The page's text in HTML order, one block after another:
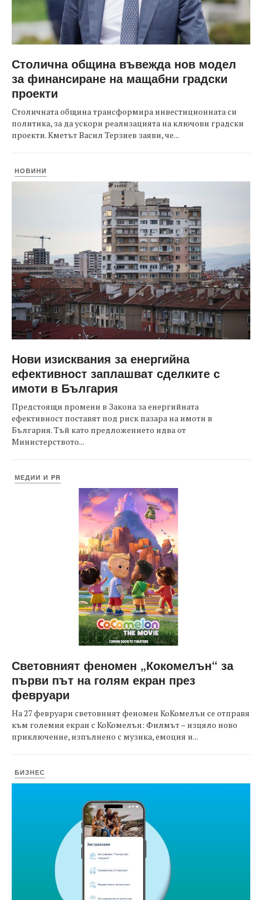
Столична община въвежда нов модел
за финансиране на мащабни градски
проекти
Столичната община трансформира инвестиционната си
политика, за да ускори реализацията на ключови градски
проекти. Кметът Васил Терзиев заяви, че...
НОВИНИ
Нови изисквания за енергийна
ефективност заплашват сделките с
имоти в България
Предстоящи промени в Закона за енергийната
ефективност поставят под риск пазара на имоти в
България. Тъй като предложението идва от
Министерството...
МЕДИИ И PR
Световният феномен „Кокомелън“ за
първи път на голям екран през
февруари
На 27 февруари световният феномен КоКомелън се отправя
към големия екран с КоКомелън: Филмът – изцяло ново
приключение, изпълнено с музика, емоция и...
БИЗНЕС